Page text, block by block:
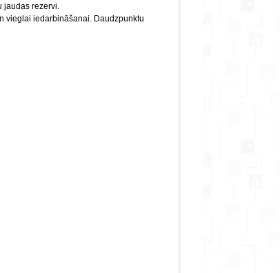
un 2 gadu garantija uzņēmumiem
jaudas rezervi.
vieglai iedarbināšanai. Daudzpunktu